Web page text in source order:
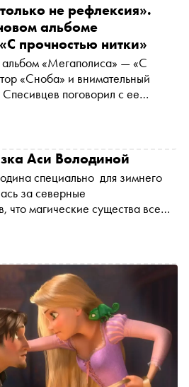
не рефлексия».
альбоме
прочностью нитки»
«Мегаполиса» — «С
«Сноба» и внимательный
поговорил с ее
Аси Володиной
специально для зимнего
за северные
что магические существа все
с людьми